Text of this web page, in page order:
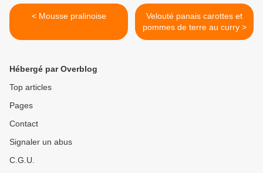
< Mousse pralinoise
Velouté panais carottes et
pommes de terre au curry >
Hébergé par Overblog
Top articles
Pages
Contact
Signaler un abus
C.G.U.